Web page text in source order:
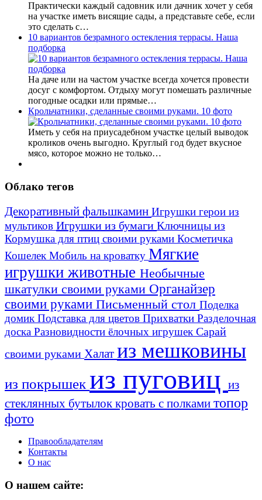
Практически каждый садовник или дачник хочет у себя
на участке иметь висящие сады, а представьте себе, если
это сделать с…
10 вариантов безрамного остекления террасы. Наша
подборка
На даче или на частом участке всегда хочется провести
досуг с комфортом. Отдыху могут помешать различные
погодные осадки или прямые…
Крольчатники, сделанные своими руками. 10 фото
Иметь у себя на приусадебном участке целый выводок
кроликов очень выгодно. Круглый год будет вкусное
мясо, которое можно не только…
Облако тегов
Декоративный фальшкамин Игрушки герои из
мультиков Игрушки из бумаги Ключницы из
Кормушка для птиц своими руками Косметичка
Кошелек Мобиль на кроватку Мягкие
игрушки животные Необычные
шкатулки своими руками Органайзер
своими руками Письменный стол Поделка
домик Подставка для цветов Прихватки Разделочная
доска Разновидности ёлочных игрушек Сарай
своими руками Халат из мешковины
из покрышек из пуговиц из
стеклянных бутылоккровать с полками топор
фото
Правообладателям
Контакты
О нас
О нашем сайте: